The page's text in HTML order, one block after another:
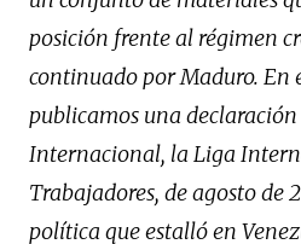
posición frente al régimen
continuado por Maduro. En
publicamos una
Internacional, la Liga
Trabajadores, de agosto de
política que estalló en